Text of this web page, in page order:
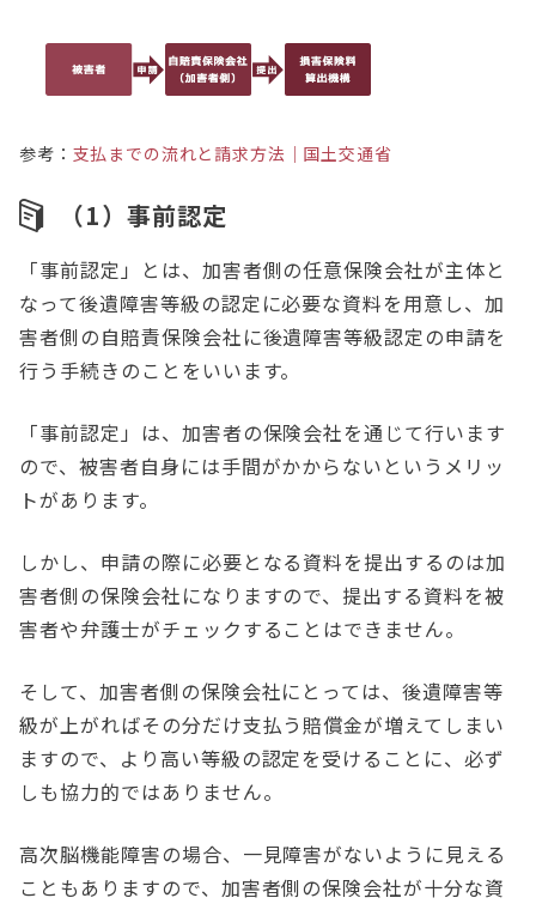
参考： 支払までの流れと請求方法｜国土交通省
（1）事前認定
「事前認定」とは、加害者側の任意保険会社が主体と
なって後遺障害等級の認定に必要な資料を用意し、加
害者側の自賠責保険会社に後遺障害等級認定の申請を
行う手続きのことをいいます。
「事前認定」は、加害者の保険会社を通じて行います
ので、被害者自身には手間がかからないというメリッ
トがあります。
しかし、申請の際に必要となる資料を提出するのは加
害者側の保険会社になりますので、提出する資料を被
害者や弁護士がチェックすることはできません。
そして、加害者側の保険会社にとっては、後遺障害等
級が上がればその分だけ支払う賠償金が増えてしまい
ますので、より高い等級の認定を受けることに、必ず
しも協力的ではありません。
高次脳機能障害の場合、一見障害がないように見える
こともありますので、加害者側の保険会社が十分な資